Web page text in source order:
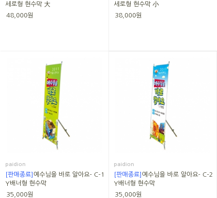
세로형 현수막 大
48,000원
세로형 현수막 小
38,000원
paidion
[판매종료] 예수님을 바로 알아요- C-1
Y배너형 현수막
35,000원
paidion
[판매종료] 예수님을 바로 알아요- C-2
Y배너형 현수막
35,000원